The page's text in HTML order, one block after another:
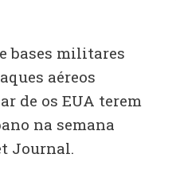
bases militares
aéreos
de os EUA terem
na semana
Journal.